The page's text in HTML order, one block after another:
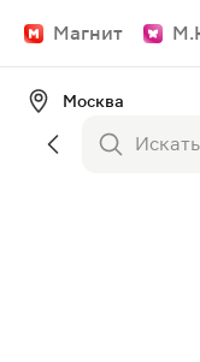
Магнит
Москва